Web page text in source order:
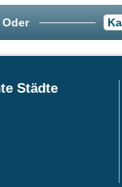
Oder
Städte